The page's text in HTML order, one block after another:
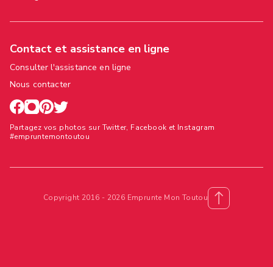
Contact et assistance en ligne
Consulter l'assistance en ligne
Nous contacter
Partagez vos photos sur Twitter, Facebook et Instagram
#empruntemontoutou
Copyright 2016 - 2026 Emprunte Mon Toutou